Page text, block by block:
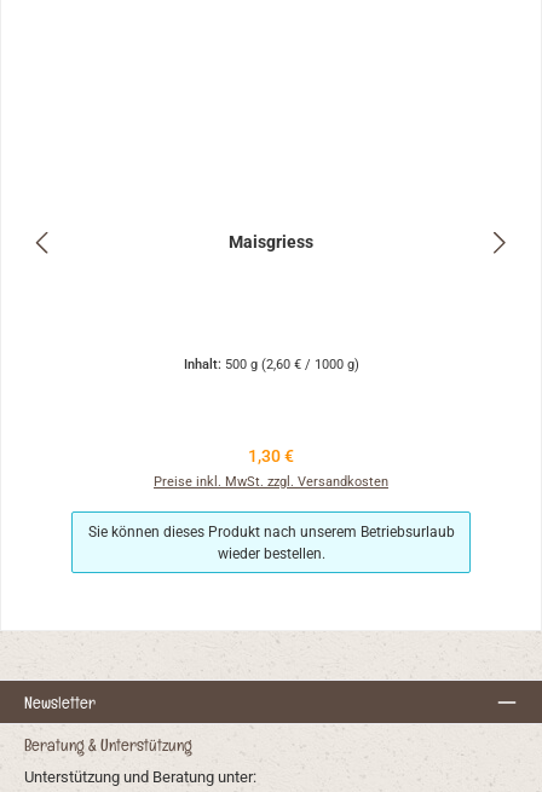
Maisgriess
Inhalt: 500 g (2,60 € / 1000 g)
Regulärer Preis:
1,30 €
Preise inkl. MwSt. zzgl. Versandkosten
Sie können dieses Produkt nach unserem Betriebsurlaub
wieder bestellen.
Newsletter
Beratung & Unterstützung
Unterstützung und Beratung unter: